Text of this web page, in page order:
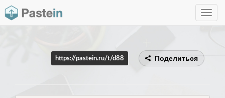
Toggle
https://pastein.ru/t/d88 Поделиться